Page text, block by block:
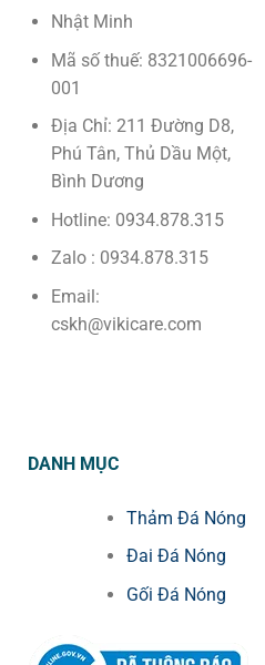
Nhật Minh
Mã số thuế: 8321006696-
001
Địa Chỉ: 211 Đường D8,
Phú Tân, Thủ Dầu Một,
Bình Dương
Hotline: 0934.878.315
Zalo : 0934.878.315
Email:
cskh@vikicare.com
DANH MỤC
Thảm Đá Nóng
Đai Đá Nóng
Gối Đá Nóng